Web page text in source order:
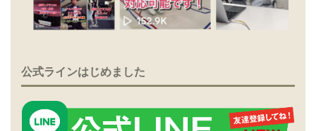
公式ラインはじめました